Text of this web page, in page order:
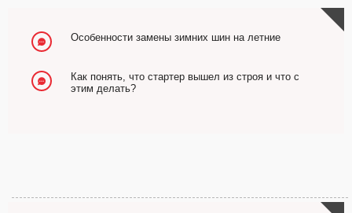
Особенности замены зимних шин на летние
Как понять, что стартер вышел из строя и что с
этим делать?